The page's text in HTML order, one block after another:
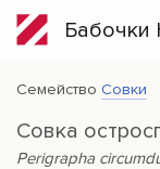
Бабочки
Семейство Совки
Совка
Perigrapha